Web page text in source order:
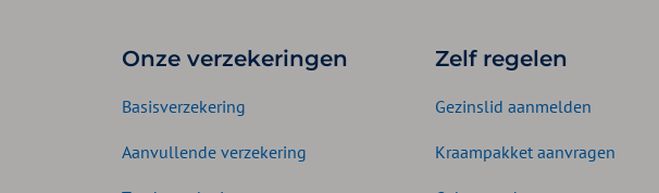
Onze verzekeringen
Basisverzekering
Aanvullende verzekering
Zelf regelen
Gezinslid aanmelden
Kraampakket aanvragen